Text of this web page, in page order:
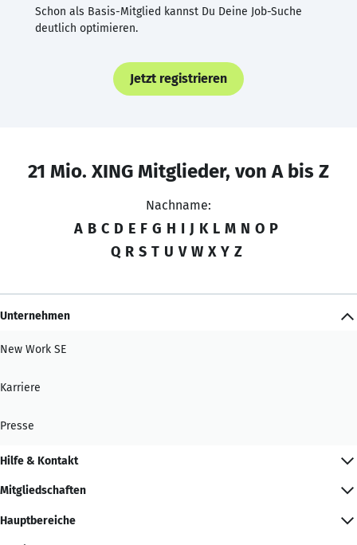
Schon als Basis-Mitglied kannst Du Deine Job-Suche
deutlich optimieren.
Jetzt registrieren
21 Mio. XING Mitglieder, von A bis Z
Nachname:
A B C D E F G H I J K L M N O P
Q R S T U V W X Y Z
Unternehmen
New Work SE
Karriere
Presse
Hilfe & Kontakt
Mitgliedschaften
Hauptbereiche